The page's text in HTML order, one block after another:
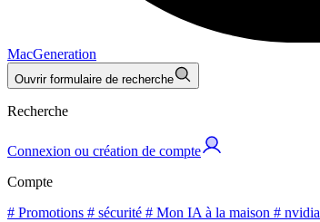
MacGeneration
Ouvrir formulaire de recherche
Recherche
Connexion ou création de compte
Compte
# Promotions # sécurité # Mon IA à la maison # nvidia